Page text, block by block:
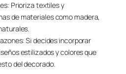
Prioriza textiles y
de materiales como madera,
Si decides incorporar
estilizados y colores que
del decorado.